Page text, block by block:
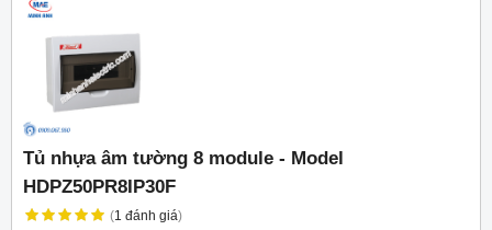
Tủ nhựa âm tường 8 module - Model
HDPZ50PR8IP30F
(1 đánh giá)